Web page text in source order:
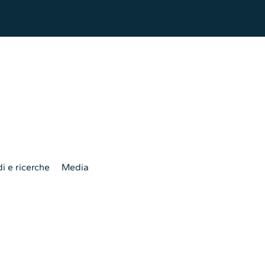
e ricerche Media